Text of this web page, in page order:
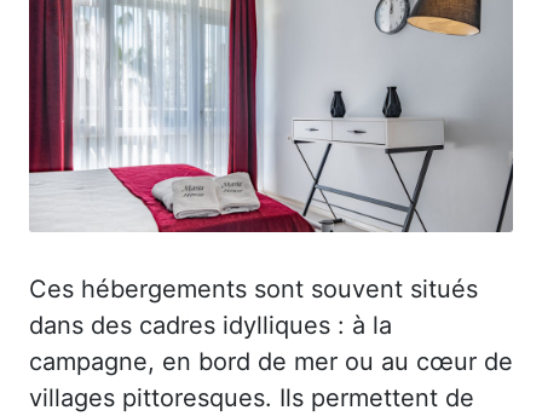
Ces hébergements sont souvent situés
dans des cadres idylliques : à la
campagne, en bord de mer ou au cœur de
villages pittoresques. Ils permettent de